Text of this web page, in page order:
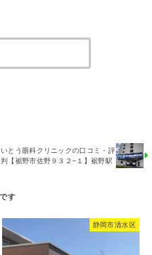
いとう眼科クリニックの口コミ・評
判【裾野市佐野９３２−１】裾野駅
静岡市清水区